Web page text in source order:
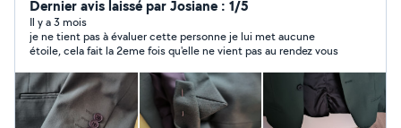
Remplace les fermetures éclair Travail couture
appliquée
Dernier avis laissé par Josiane : 1/5
Il y a 3 mois
je ne tient pas à évaluer cette personne je lui met aucune
étoile, cela fait la 2eme fois qu'elle ne vient pas au rendez vous